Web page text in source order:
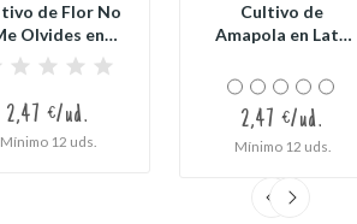
de Flor No
Olvides en
Lata...
2,47 €/ud.
Mínimo 12 uds.
Cultivo de
Amapola en Lata
para...
2,47 €/ud.
Mínimo 12 uds.